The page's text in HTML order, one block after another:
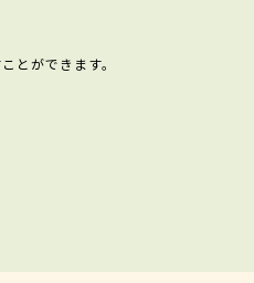
とができます。